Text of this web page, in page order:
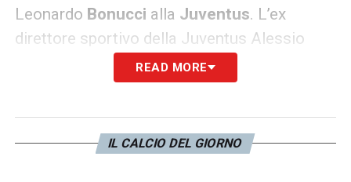
Leonardo Bonucci alla Juventus. L’ex
direttore sportivo della Juventus Alessio
, ha parlato ai microfoni di
analizzando i movimenti di mercato della sua
trattativa che ha portato Bonucci alla Juve,
Higuain e Caldara al Milan:
READ MORE
IL CALCIO DEL GIORNO